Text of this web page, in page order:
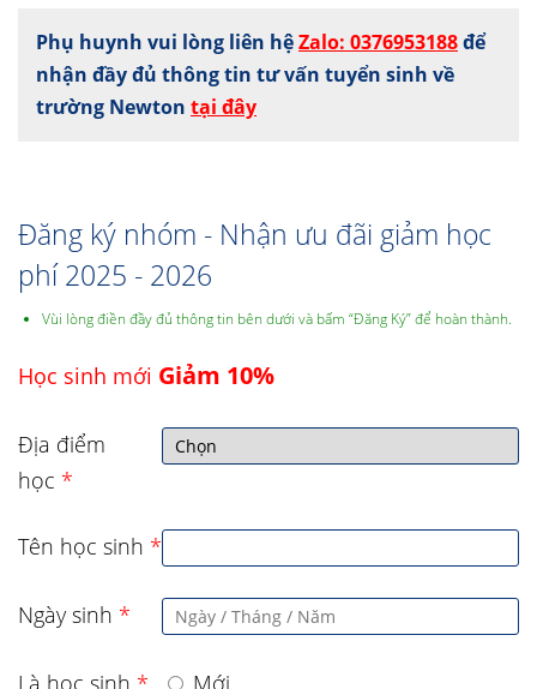
Phụ huynh vui lòng liên hệZalo: 0376953188để
nhận đầy đủ thông tin tư vấn tuyển sinh về
trường Newton tại đây
Đăng ký nhóm - Nhận ưu đãi giảm học
phí 2025 - 2026
Vùi lòng điền đầy đủ thông tin bên dưới và bấm “Đăng Ký” để hoàn thành.
Học sinh mới Giảm 10%
Địa điểm
học *
Tên học sinh *
Ngày sinh *
Là học sinh * Mới